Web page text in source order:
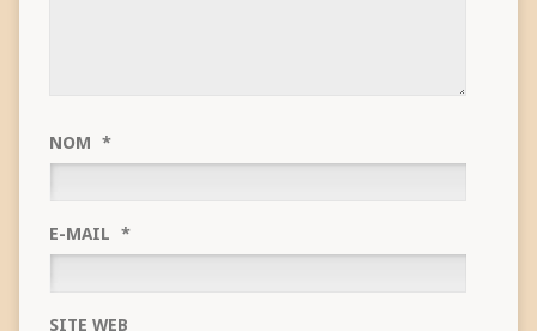
NOM *
E-MAIL *
SITE WEB